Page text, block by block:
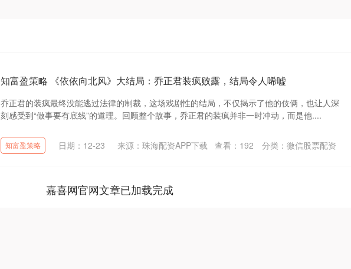
知富盈策略 《依依向北风》大结局：乔正君装疯败露，结局令人唏嘘
乔正君的装疯最终没能逃过法律的制裁，这场戏剧性的结局，不仅揭示了他的伎俩，也让人深
刻感受到“做事要有底线”的道理。回顾整个故事，乔正君的装疯并非一时冲动，而是他....
知富盈策略 日期：12-23 来源：珠海配资APP下载 查看： 192 分类： 微信股票配资
嘉喜网官网文章已加载完成